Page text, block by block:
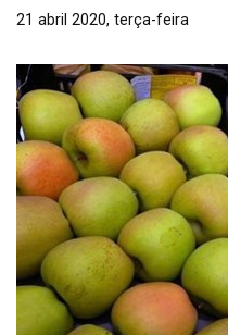
21 abril 2020, terça-feira